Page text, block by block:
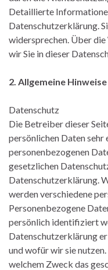
Detaillierte
Datenschutzerklärung.
widersprechen. Über
wir Sie in dieser
2. Allgemeine
Datenschutz
Die Betreiber dieser
persönlichen Daten sehr
personenbezogenen
gesetzlichen
Datenschutzerklärung.
werden verschiedene
Personenbezogene
persönlich identifiziert
Datenschutzerklärung
und wofür wir sie
welchem Zweck das